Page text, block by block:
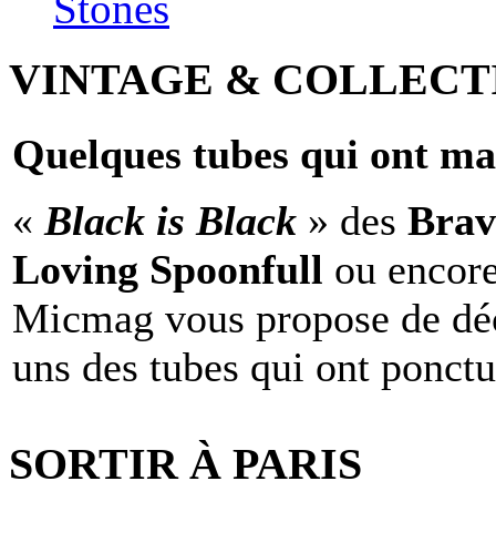
VINTAGE &
Quelques tubes qui ont
« Black is Black » des
Loving Spoonfull ou
Micmag vous propose de
uns des tubes qui ont
SORTIR À PARIS